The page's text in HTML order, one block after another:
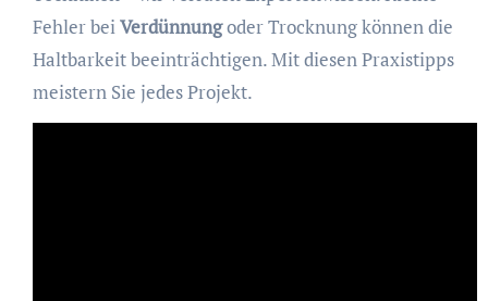
Fehler beiVerdünnungoder Trocknung können die
Haltbarkeit beeinträchtigen. Mit diesen Praxistipps
meistern Sie jedes Projekt.